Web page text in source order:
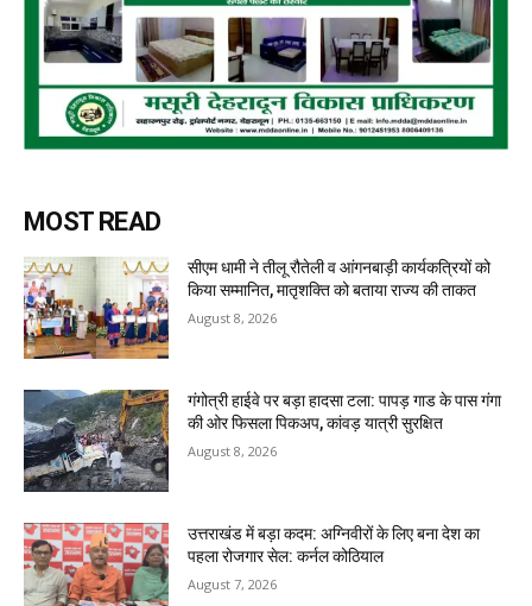
MOST READ
सीएम धामी ने तीलू रौतेली व आंगनबाड़ी कार्यकत्रियों को
किया सम्मानित, मातृशक्ति को बताया राज्य की ताकत
August 8, 2026
गंगोत्री हाईवे पर बड़ा हादसा टला: पापड़ गाड के पास गंगा
की ओर फिसला पिकअप, कांवड़ यात्री सुरक्षित
August 8, 2026
उत्तराखंड में बड़ा कदम: अग्निवीरों के लिए बना देश का
पहला रोजगार सेल: कर्नल कोठियाल
August 7, 2026